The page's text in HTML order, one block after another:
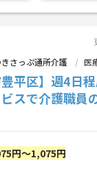
さっぷ通所介護 医
豊平区】週4日
スで介護職員
円～1,075円